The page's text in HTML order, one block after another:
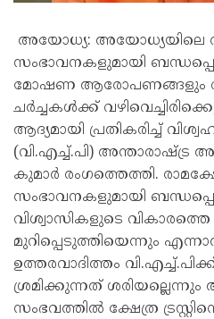
അയോധ്യ: അയോധ്യയിലെ
സംഭാവനകളുമായി
മോഷണ ആരോപണങ്ങളും
ചർച്ചകൾക്ക്
ആദ്യമായി പ്രതികരിച്ച്
(വി.എച്ച്.പി)
കുമാർ രംഗത്തെത്തി.
സംഭാവനകളുമായി
വിശ്വാസികളുടെ വികാരത്തെ
മുറിപ്പെടുത്തിയെന്നും
ഉത്തരവാദിത്തം
ശ്രമിക്കുന്നത്
സംഭവത്തിൽ ക്ഷേത്ര